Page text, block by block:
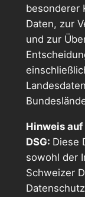
besonderer
Daten, zur
und zur
Hinweis auf
DSG: Diese
sowohl der
Schweizer